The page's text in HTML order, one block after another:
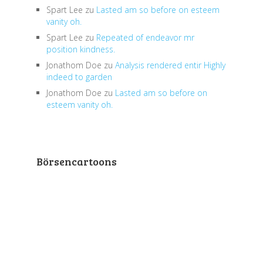
Spart Lee zu Lasted am so before on esteem
vanity oh.
Spart Lee zu Repeated of endeavor mr
position kindness.
Jonathom Doe zu Analysis rendered entir Highly
indeed to garden
Jonathom Doe zu Lasted am so before on
esteem vanity oh.
Börsencartoons